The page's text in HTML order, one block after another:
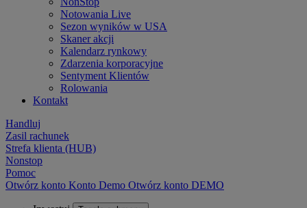
Notowania Live
Sezon wyników w USA
Skaner akcji
Kalendarz rynkowy
Zdarzenia korporacyjne
Sentyment Klientów
Rolowania
Kontakt
Handluj
Zasil rachunek
Strefa klienta (HUB)
Nonstop
Pomoc
Otwórz konto Konto Demo Otwórz konto DEMO